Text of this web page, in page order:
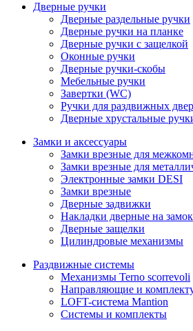
Дверные ручки
Дверные раздельные ручки
Дверные ручки на планке
Дверные ручки с защелкой
Оконные ручки
Дверные ручки-скобы
Мебельные ручки
Завертки (WC)
Ручки для раздвижных
Дверные хрустальные
Замки и аксессуары
Замки врезные для
Замки врезные для
Электронные замки DESI
Замки врезные
Дверные задвижки
Накладки дверные на замок
Дверные защелки
Цилиндровые механизмы
Раздвижные системы
Механизмы Terno scorrevoli
Направляющие и
LOFT-cистема Mantion
Системы и комплекты